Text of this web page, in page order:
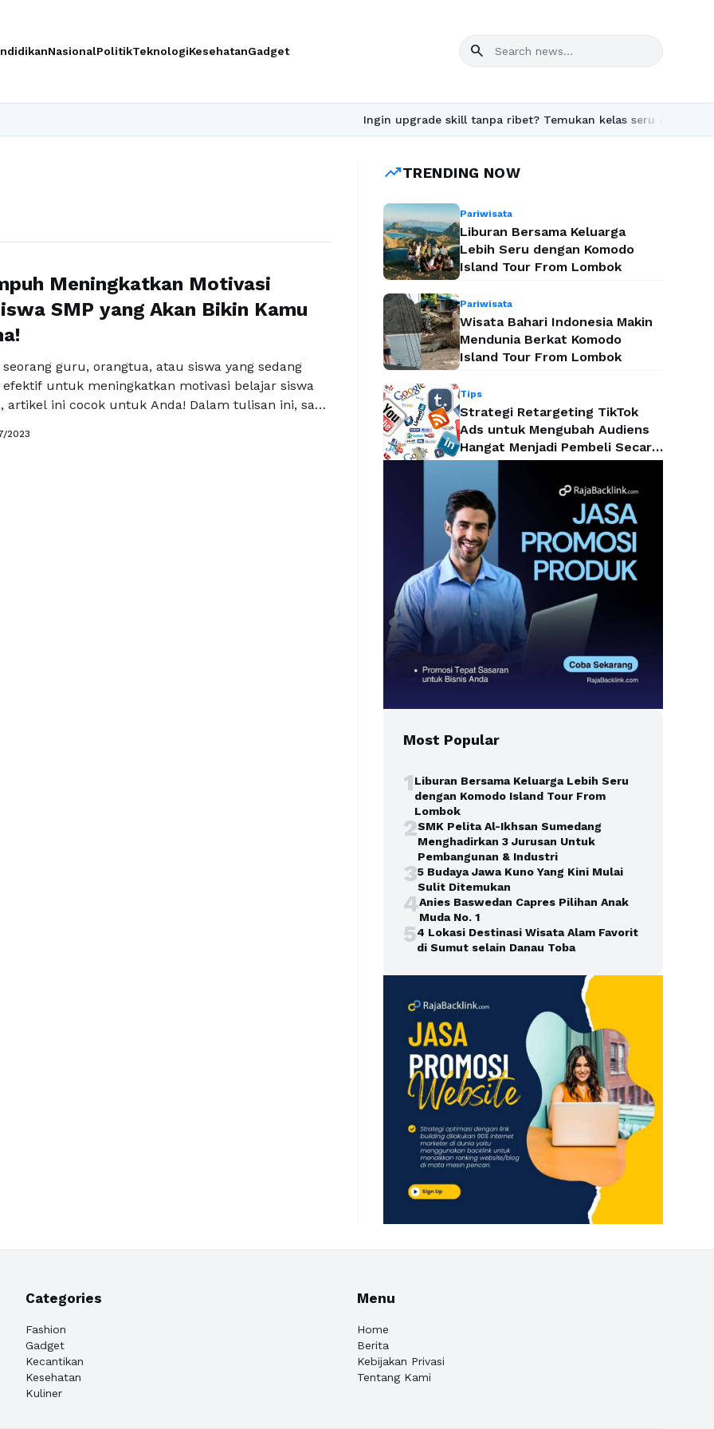
NasionalPolitikTeknologiKesehatanGadget search
Ingin upgrade skill tanpa ribet? Temukan kelas seru dan materi
Meningkatkan Motivasi
SMP yang Akan Bikin Kamu
guru, orangtua, atau siswa yang sedang
untuk meningkatkan motivasi belajar siswa
artikel ini cocok untuk Anda! Dalam tulisan ini, saya
secara signifikan. Dengan menerapkan tips
2023
trending_upTRENDING NOW
Pariwisata
Liburan Bersama Keluarga
Lebih Seru dengan Komodo
Island Tour From Lombok
Pariwisata
Wisata Bahari Indonesia Makin
Mendunia Berkat Komodo
Island Tour From Lombok
Tips
Strategi Retargeting TikTok
Ads untuk Mengubah Audiens
Hangat Menjadi Pembeli Secara
Efektif
Most Popular
1Liburan Bersama Keluarga Lebih Seru
dengan Komodo Island Tour From
Lombok
2SMK Pelita Al-Ikhsan Sumedang
Menghadirkan 3 Jurusan Untuk
Pembangunan & Industri
35 Budaya Jawa Kuno Yang Kini Mulai
Sulit Ditemukan
4Anies Baswedan Capres Pilihan Anak
Muda No. 1
54 Lokasi Destinasi Wisata Alam Favorit
di Sumut selain Danau Toba
Categories
Fashion
Gadget
Kecantikan
Kesehatan
Kuliner
Menu
Home
Berita
Kebijakan Privasi
Tentang Kami